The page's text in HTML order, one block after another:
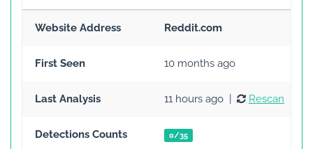
Website Address Reddit.com
First Seen 10 months ago
Last Analysis 11 hours ago | Rescan
Detections Counts 0/35